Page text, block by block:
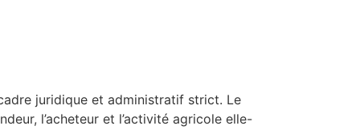
juridique et administratif strict. Le
l’acheteur et l’activité agricole elle-